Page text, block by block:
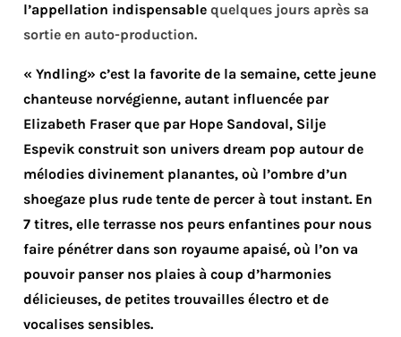
l’appellation indispensable quelques jours après sa
sortie en auto-production.
« Yndling» c’est la favorite de la semaine, cette jeune
chanteuse norvégienne, autant influencée par
Elizabeth Fraser que par Hope Sandoval, Silje
Espevik construit son univers dream pop autour de
mélodies divinement planantes, où l’ombre d’un
shoegaze plus rude tente de percer à tout instant. En
7 titres, elle terrasse nos peurs enfantines pour nous
faire pénétrer dans son royaume apaisé, où l’on va
pouvoir panser nos plaies à coup d’harmonies
délicieuses, de petites trouvailles électro et de
vocalises sensibles.